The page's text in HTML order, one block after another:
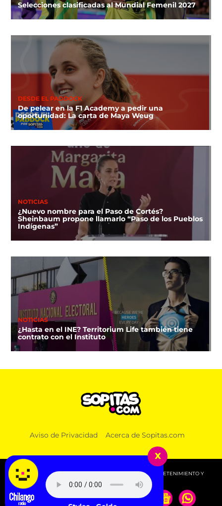
Selecciones clasificadas al Mundial Femenil 2027
DESDE EL PADDOCK
De pelear en la F1 Academy a pedir una
oportunidad: La carta de Maya Weug
NOTICIAS
¿Nuevo nombre para el Paso de Cortés?
Sheinbaum propone llamarlo “Paso de los Pueblos
Indígenas”
NOTICIAS
¿Hasta en el INE? Territorium Life también tiene
contrato con el Instituto
Aviso de Privacidad Acerca de Sopitas.com
© 2026 SOPITAS.COM - MÚSICA, NOTICIAS, DEPORTES, ENTRETENIMIENTO Y
MÁS!.
x